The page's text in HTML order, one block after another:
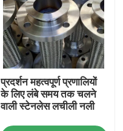
प्रदर्शन महत्वपूर्ण प्रणालियों
के लिए लंबे समय तक चलने
वाली स्टेनलेस लचीली नली